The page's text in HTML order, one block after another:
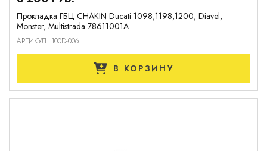
Прокладка ГБЦ CHAKIN Ducati 1098,1198,1200, Diavel,
Monster, Multistrada 78611001A
АРТИКУЛ: 100D-006
В КОРЗИНУ